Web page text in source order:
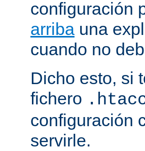
configuración
arriba una
cuando no
Dicho esto, si
fichero
configuración
servirle.